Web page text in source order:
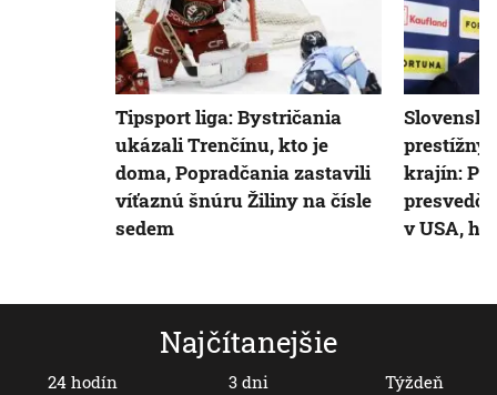
Najčítanejšie
24 hodín 3 dni Týždeň
Tipsport liga: Bystričania
ukázali Trenčínu, kto je
doma, Popradčania zastavili
víťaznú šnúru Žiliny na čísle
sedem
prestížny
krajín:
v USA,